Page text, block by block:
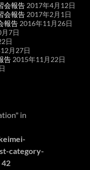
会報告 2017年4月12日
会報告 2017年2月1日
報告 2016年11月26日
7日
日
月27日
告 2015年11月22日
in
category-
42